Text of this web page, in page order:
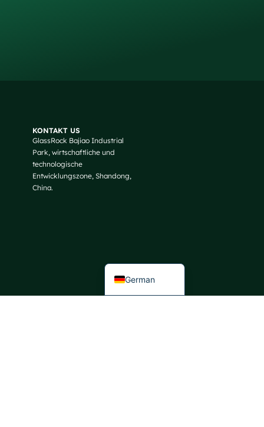
KONTAKT US
GlassRock Bajiao Industrial
Park, wirtschaftliche und
technologische
Entwicklungszone, Shandong,
China.
German
Italian